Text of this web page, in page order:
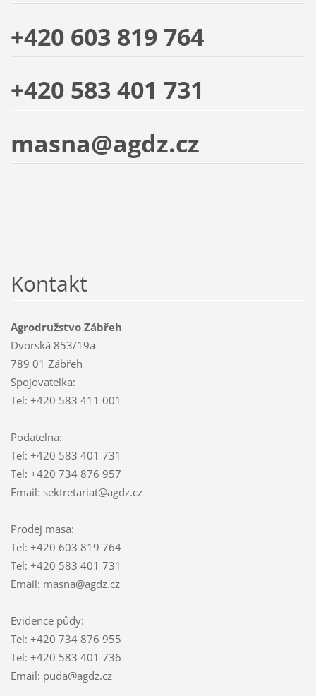
+420 603 819 764
+420 583 401 731
masna@agdz.cz
Kontakt
Agrodružstvo Zábřeh
Dvorská 853/19a
789 01 Zábřeh
Spojovatelka:
Tel: +420 583 411 001
Podatelna:
Tel: +420 583 401 731
Tel: +420 734 876 957
Email: sektretariat@agdz.cz
Prodej masa:
Tel: +420 603 819 764
Tel: +420 583 401 731
Email: masna@agdz.cz
Evidence půdy:
Tel: +420 734 876 955
Tel: +420 583 401 736
Email: puda@agdz.cz